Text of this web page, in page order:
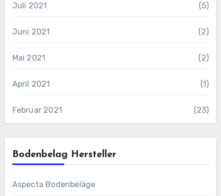
Juli 2021 (5)
Juni 2021 (2)
Mai 2021 (2)
April 2021 (1)
Februar 2021 (23)
Bodenbelag Hersteller
Aspecta Bodenbeläge